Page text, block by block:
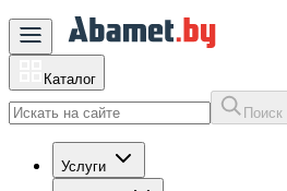
Каталог
Поиск
Услуги